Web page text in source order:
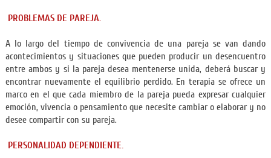
PROBLEMAS DE PAREJA.
A lo largo del tiempo de convivencia de una pareja se van dando
acontecimientos y situaciones que pueden producir un desencuentro
entre ambos y si la pareja desea mentenerse unida, deberá buscar y
encontrar nuevamente el equilibrio perdido. En terapia se ofrece un
marco en el que cada miembro de la pareja pueda expresar cualquier
emoción, vivencia o pensamiento que necesite cambiar o elaborar y no
desee compartir con su pareja.
PERSONALIDAD DEPENDIENTE.